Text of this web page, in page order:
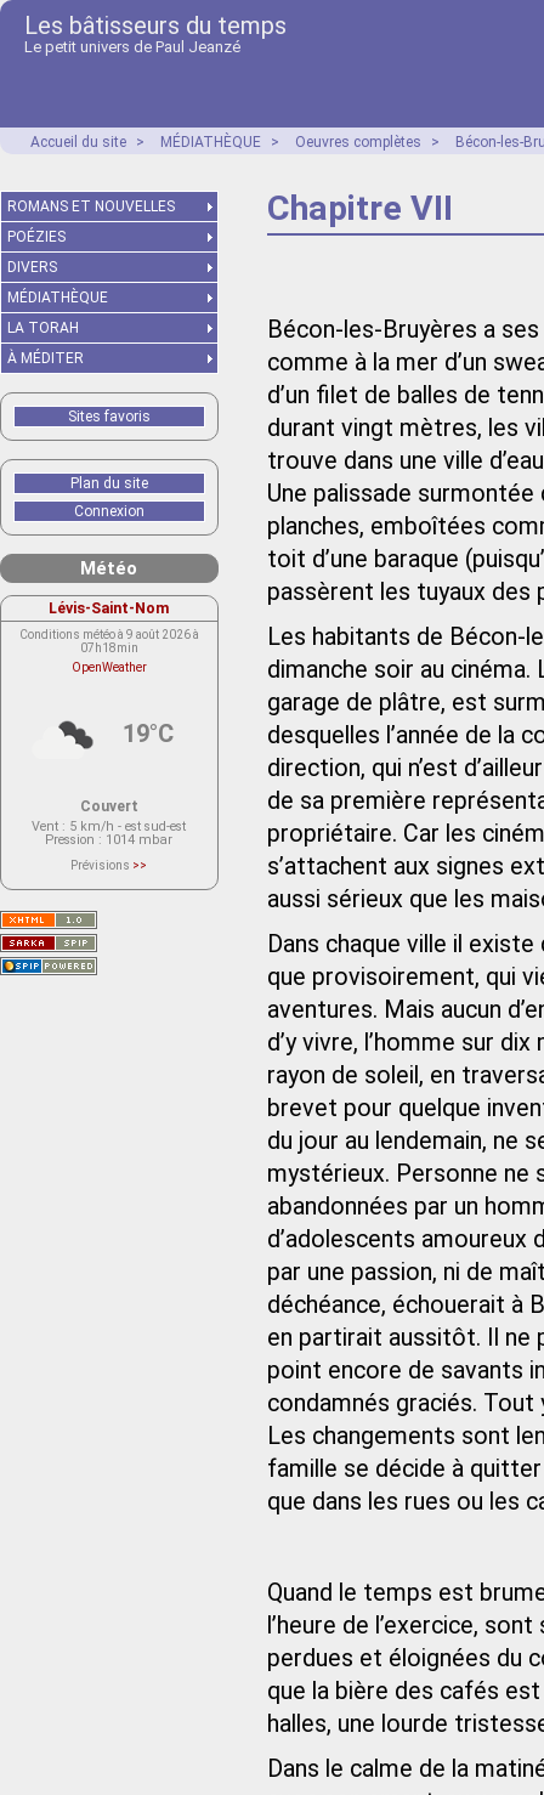
Les bâtisseurs du temps
Le petit univers de Paul Jeanzé
Accueil du site > MÉDIATHÈQUE > Oeuvres complètes > Bécon-les-
Chapitre VII
Bécon-les-Bruyères a
comme à la mer d’un
d’un filet de balles de
durant vingt mètres, les
trouve dans une ville
Une palissade
planches, emboîtées
toit d’une baraque
passèrent les tuyaux des
Les habitants de Bécon-
dimanche soir au cinéma.
garage de plâtre, est
desquelles l’année de la
direction, qui n’est
de sa première
propriétaire. Car les
s’attachent aux signes
aussi sérieux que les
Dans chaque ville il
que provisoirement, qui
aventures. Mais aucun
d’y vivre, l’homme sur
rayon de soleil, en
brevet pour quelque
du jour au lendemain, ne
mystérieux. Personne ne
abandonnées par un
d’adolescents amoureux
par une passion, ni de
déchéance, échouerait à
en partirait aussitôt. Il ne
point encore de savants
condamnés graciés.
Les changements sont
famille se décide à
que dans les rues ou les
Quand le temps est
l’heure de l’exercice,
perdues et éloignées du
que la bière des cafés
halles, une lourde
Dans le calme de la
ROMANS ET NOUVELLES
POÉZIES
DIVERS
MÉDIATHÈQUE
LA TORAH
À MÉDITER
Sites favoris
Plan du site
Connexion
Météo
Lévis-Saint-Nom
Conditions météo à 9 août 2026 à
07h18min
OpenWeather
19°C
Couvert
Vent : 5 km/h - est sud-est
Pression : 1014 mbar
Prévisions >>
actuellement aucune prévision
Saint-Nom.
Veuillez consulter le message du
service ci-dessous.
(401 - Invalid API key. Please see
https://openweathermap.org/faq#error401